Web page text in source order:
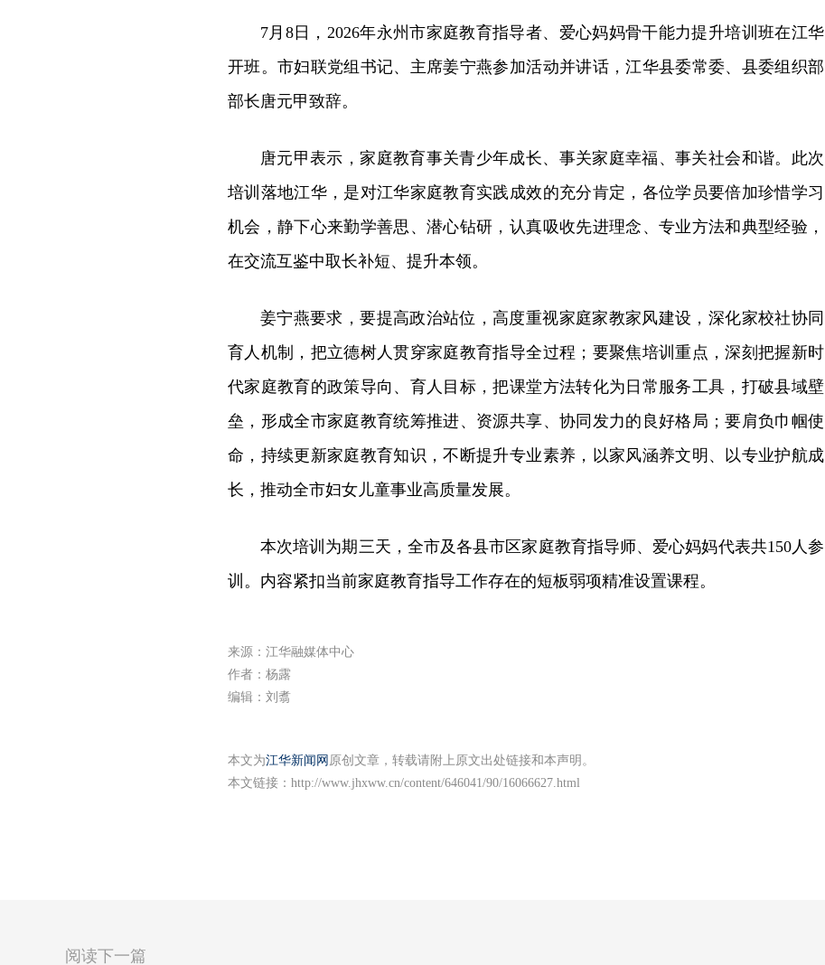
7月8日，2026年永州市家庭教育指导者、爱心妈妈骨干能力提升培训班在江华
开班。市妇联党组书记、主席姜宁燕参加活动并讲话，江华县委常委、县委组织部
部长唐元甲致辞。
唐元甲表示，家庭教育事关青少年成长、事关家庭幸福、事关社会和谐。此次
培训落地江华，是对江华家庭教育实践成效的充分肯定，各位学员要倍加珍惜学习
机会，静下心来勤学善思、潜心钻研，认真吸收先进理念、专业方法和典型经验，
在交流互鉴中取长补短、提升本领。
姜宁燕要求，要提高政治站位，高度重视家庭家教家风建设，深化家校社协同
育人机制，把立德树人贯穿家庭教育指导全过程；要聚焦培训重点，深刻把握新时
代家庭教育的政策导向、育人目标，把课堂方法转化为日常服务工具，打破县域壁
垒，形成全市家庭教育统筹推进、资源共享、协同发力的良好格局；要肩负巾帼使
命，持续更新家庭教育知识，不断提升专业素养，以家风涵养文明、以专业护航成
长，推动全市妇女儿童事业高质量发展。
本次培训为期三天，全市及各县市区家庭教育指导师、爱心妈妈代表共150人参
训。内容紧扣当前家庭教育指导工作存在的短板弱项精准设置课程。
来源：江华融媒体中心
作者：杨露
编辑：刘翥
本文为江华新闻网 原创文章，转载请附上原文出处链接和本声明。
本文链接： http://www.jhxww.cn/content/646041/90/16066627.html
阅读下一篇